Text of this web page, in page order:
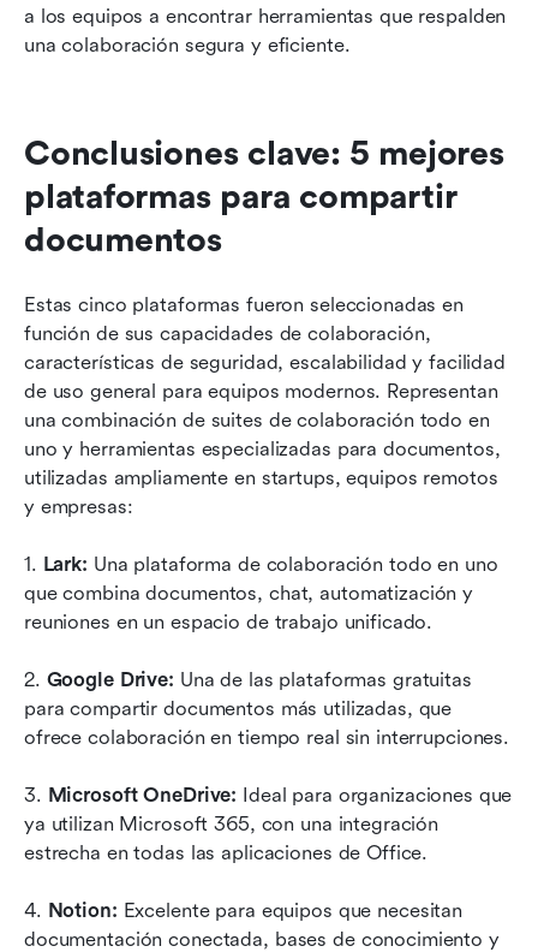
a los equipos a encontrar herramientas que respalden
una colaboración segura y eficiente.
Conclusiones clave: 5 mejores
plataformas para compartir
documentos
Estas cinco plataformas fueron seleccionadas en
función de sus capacidades de colaboración,
características de seguridad, escalabilidad y facilidad
de uso general para equipos modernos. Representan
una combinación de suites de colaboración todo en
uno y herramientas especializadas para documentos,
utilizadas ampliamente en startups, equipos remotos
y empresas:
1. Lark: Una plataforma de colaboración todo en uno
que combina documentos, chat, automatización y
reuniones en un espacio de trabajo unificado.
2. Google Drive: Una de las plataformas gratuitas
para compartir documentos más utilizadas, que
ofrece colaboración en tiempo real sin interrupciones.
3. Microsoft OneDrive: Ideal para organizaciones que
ya utilizan Microsoft 365, con una integración
estrecha en todas las aplicaciones de Office.
4. Notion: Excelente para equipos que necesitan
documentación conectada, bases de conocimiento y